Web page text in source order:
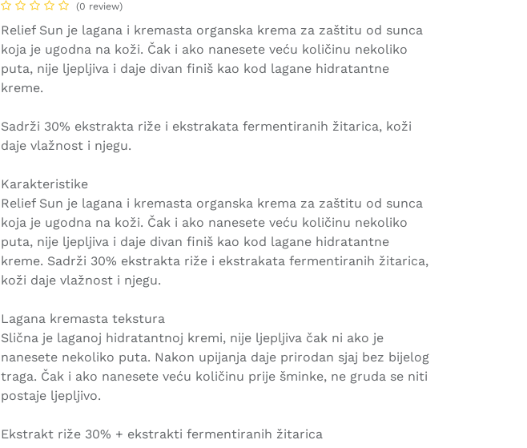
(0 review)
Relief Sun je lagana i kremasta organska krema za zaštitu od sunca
koja je ugodna na koži. Čak i ako nanesete veću količinu nekoliko
puta, nije ljepljiva i daje divan finiš kao kod lagane hidratantne
kreme.
Sadrži 30% ekstrakta riže i ekstrakata fermentiranih žitarica, koži
daje vlažnost i njegu.
Karakteristike
Relief Sun je lagana i kremasta organska krema za zaštitu od sunca
koja je ugodna na koži. Čak i ako nanesete veću količinu nekoliko
puta, nije ljepljiva i daje divan finiš kao kod lagane hidratantne
kreme. Sadrži 30% ekstrakta riže i ekstrakata fermentiranih žitarica,
koži daje vlažnost i njegu.
Lagana kremasta tekstura
Slična je laganoj hidratantnoj kremi, nije ljepljiva čak ni ako je
nanesete nekoliko puta. Nakon upijanja daje prirodan sjaj bez bijelog
traga. Čak i ako nanesete veću količinu prije šminke, ne gruda se niti
postaje ljepljivo.
Ekstrakt riže 30% + ekstrakti fermentiranih žitarica